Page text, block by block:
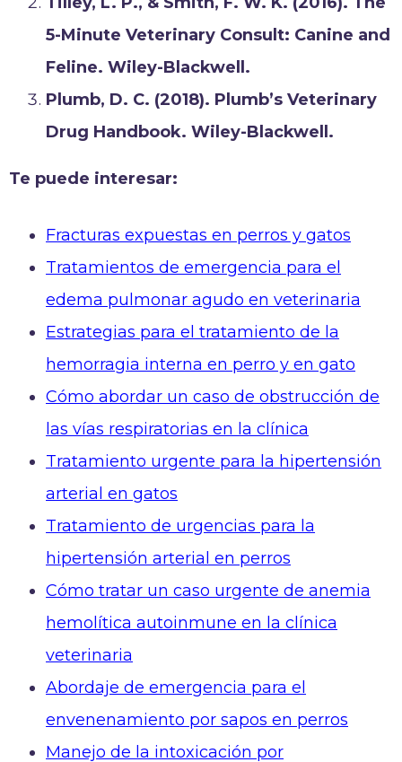
5-Minute Veterinary Consult: Canine and
Feline. Wiley-Blackwell.
Plumb, D. C. (2018). Plumb’s Veterinary
Drug Handbook. Wiley-Blackwell.
Te puede interesar:
Fracturas expuestas en perros y gatos
Tratamientos de emergencia para el
edema pulmonar agudo en veterinaria
Estrategias para el tratamiento de la
hemorragia interna en perro y en gato
Cómo abordar un caso de obstrucción de
las vías respiratorias en la clínica
Tratamiento urgente para la hipertensión
arterial en gatos
Tratamiento de urgencias para la
hipertensión arterial en perros
Cómo tratar un caso urgente de anemia
hemolítica autoinmune en la clínica
veterinaria
Abordaje de emergencia para el
envenenamiento por sapos en perros
Manejo de la intoxicación por